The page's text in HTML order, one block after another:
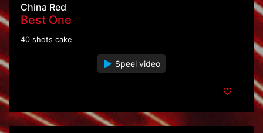
China Red
Best One
40 shots cake
Speel video